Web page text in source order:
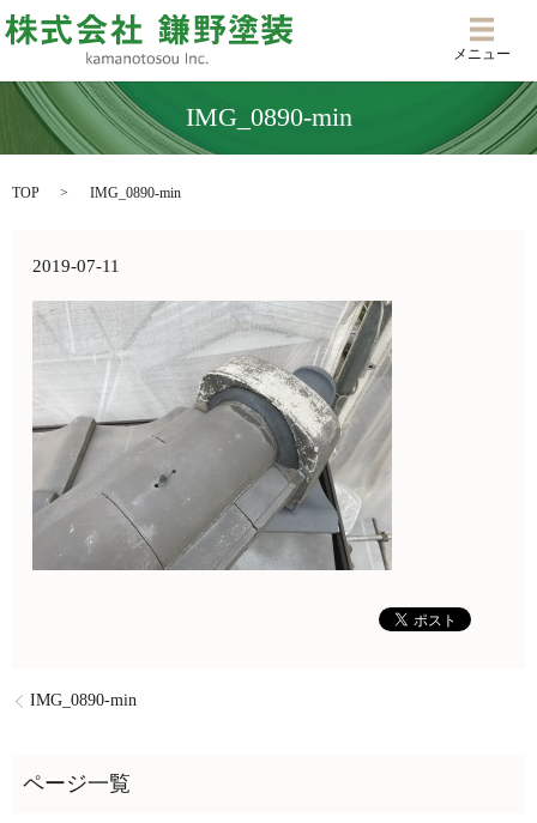
メニ
メニュー
IMG_0890-min
TOP IMG_0890-min
2019-07-11
IMG_0890-min